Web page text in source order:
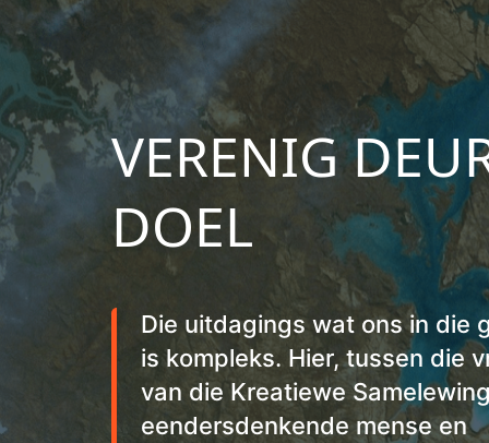
VERENIG
DOEL
Die uitdagings wat ons in die
is kompleks. Hier, tussen die
van die Kreatiewe
eendersdenkende mense en